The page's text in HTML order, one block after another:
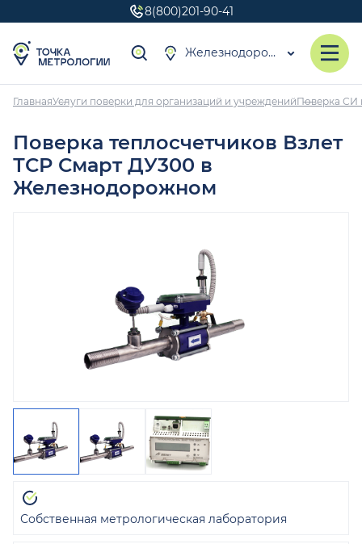
8(800)201-90-41
Железнодорожный
ГлавнаяУслуги поверки для организаций и учрежденийПоверка СИ
Поверка теплосчетчиков Взлет
ТСР Смарт ДУ300 в
Железнодорожном
Собственная метрологическая лаборатория